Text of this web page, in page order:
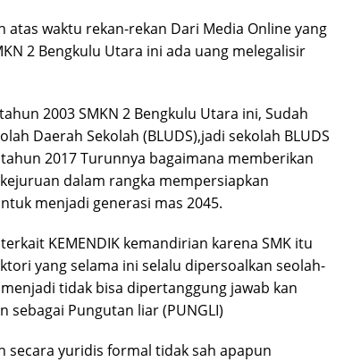
atas waktu rekan-rekan Dari Media Online yang
2 Bengkulu Utara ini ada uang melegalisir
2003 SMKN 2 Bengkulu Utara ini, Sudah
Daerah Sekolah (BLUDS),jadi sekolah BLUDS
2017 Turunnya bagaimana memberikan
dalam rangka mempersiapkan
menjadi generasi mas 2045.
KEMENDIK kemandirian karena SMK itu
yang selama ini selalu dipersoalkan seolah-
tidak bisa dipertanggung jawab kan
Pungutan liar (PUNGLI)
secara yuridis formal tidak sah apapun